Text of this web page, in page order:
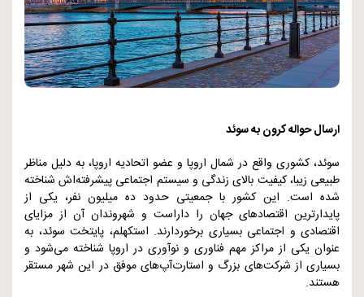
ارسال حواله کرون به سوئد
سوئد، کشوری واقع در شمال اروپا و عضو اتحادیه اروپا، به دلیل مناظر
طبیعی زیبا، کیفیت بالای زندگی و سیستم اجتماعی پیشرفته‌اش شناخته
شده است. این کشور با جمعیتی حدود ده میلیون نفر، یکی از
پایدارترین اقتصادهای جهان را داراست و شهروندان آن از مزایای
اقتصادی و اجتماعی بسیاری برخوردارند. استکهلم، پایتخت سوئد، به
عنوان یکی از مراکز مهم فناوری و نوآوری در اروپا شناخته می‌شود و
بسیاری از شرکت‌های بزرگ و استارت‌آپ‌های موفق در این شهر مستقر
هستند.